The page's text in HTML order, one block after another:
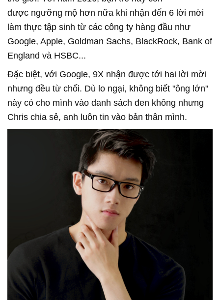
được ngưỡng mộ hơn nữa khi nhận đến 6 lời mời
làm thực tập sinh từ các công ty hàng đầu như
Google, Apple, Goldman Sachs, BlackRock, Bank of
England và HSBC...
Đặc biệt, với Google, 9X nhận được tới hai lời mời
nhưng đều từ chối. Dù lo ngại, không biết "ông lớn"
này có cho mình vào danh sách đen không nhưng
Chris chia sẻ, anh luôn tin vào bản thân mình.